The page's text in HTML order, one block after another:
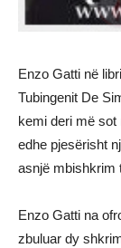
Enzo Gatti në
Tubingenit De
kemi deri më sot
edhe pjesërisht
asnjë mbishkrim
Enzo Gatti na
zbuluar dy